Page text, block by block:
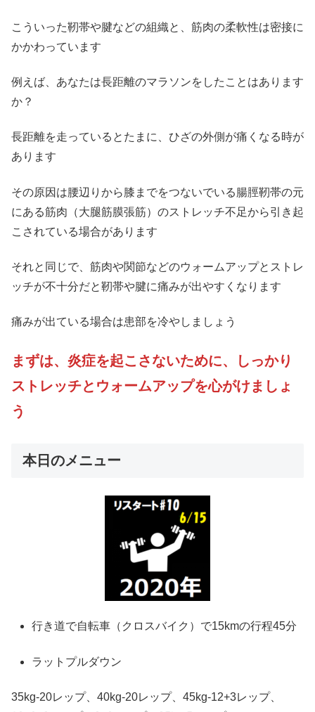
こういった靭帯や腱などの組織と、筋肉の柔軟性は密接に
かかわっています
例えば、あなたは長距離のマラソンをしたことはあります
か？
長距離を走っているとたまに、ひざの外側が痛くなる時が
あります
その原因は腰辺りから膝までをつないでいる腸脛靭帯の元
にある筋肉（大腿筋膜張筋）のストレッチ不足から引き起
こされている場合があります
それと同じで、筋肉や関節などのウォームアップとストレ
ッチが不十分だと靭帯や腱に痛みが出やすくなります
痛みが出ている場合は患部を冷やしましょう
まずは、炎症を起こさないために、しっかり
ストレッチとウォームアップを心がけましょ
う
本日のメニュー
行き道で自転車（クロスバイク）で15kmの行程45分
ラットプルダウン
35kg-20レップ、40kg-20レップ、45kg-12+3レップ、